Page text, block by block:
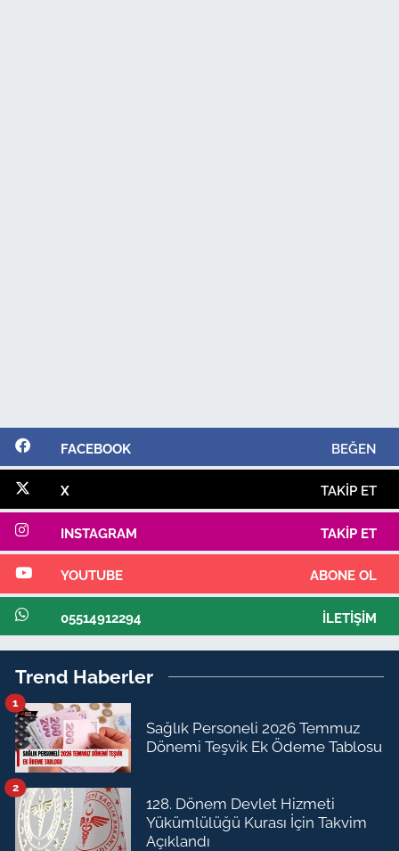
FACEBOOK BEĞEN
X TAKIP ET
INSTAGRAM TAKIP ET
YOUTUBE ABONE OL
05514912294 İLETIŞIM
Trend Haberler
Sağlık Personeli 2026 Temmuz
Dönemi Teşvik Ek Ödeme Tablosu
1
128. Dönem Devlet Hizmeti
Yükümlülüğü Kurası İçin Takvim
Açıklandı
2